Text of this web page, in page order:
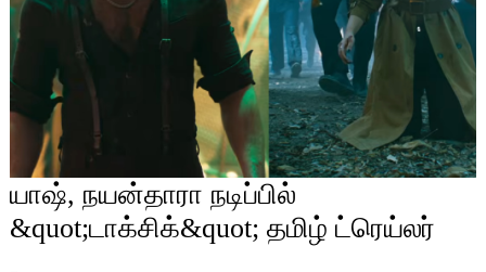
யாஷ், நயன்தாரா நடிப்பில்
&quot;டாக்சிக்&quot; தமிழ் ட்ரெய்லர்